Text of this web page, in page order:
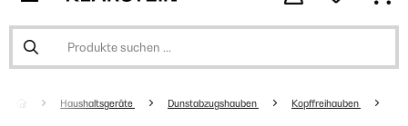
Haushaltsgeräte Dunstabzugshauben Kopffreihauben